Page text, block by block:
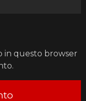
in questo browser